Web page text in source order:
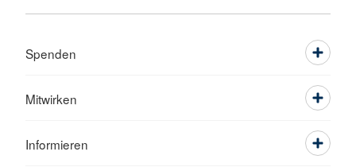
Spenden
Mitwirken
Informieren